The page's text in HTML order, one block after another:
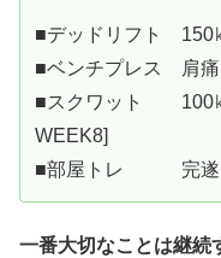
■デッドリフト 150
■ベンチプレス 肩痛
■スクワット 100
WEEK8]
■部屋トレ 完遂
一番大切なことは継続